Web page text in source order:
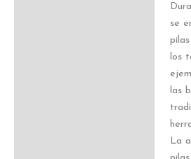
se
los
las
La